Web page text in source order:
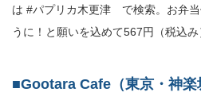
は #パプリカ木更津 で検索。お弁当
うに！と願いを込めて567円（税
■Gootara Cafe（東京・神楽